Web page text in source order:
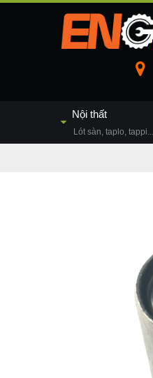
Nội thất
Lót sàn, taplo, tappi...